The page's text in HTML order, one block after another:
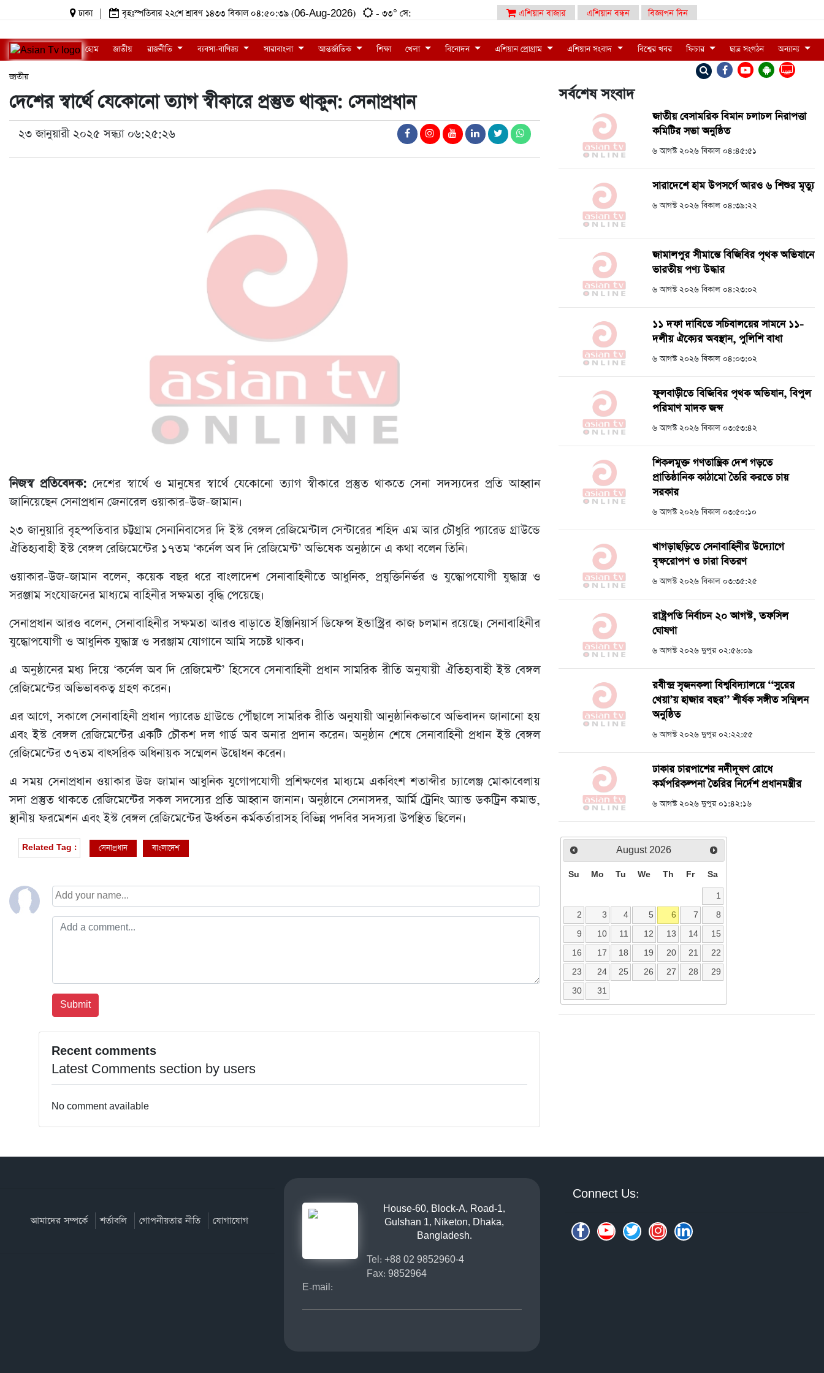
ঢাকা বৃহঃস্পতিবার ২২শে শ্রাবণ ১৪৩৩ বিকাল ০৪:৫০:৩৯ (06-Aug-2026) - ৩৩° সে: এশিয়ান বাজার এশিয়ান বন্ধন বিজ্ঞাপন দিন
LIVE
হোম জাতীয় রাজনীতি ব্যবসা-বাণিজ্য সারাবাংলা আন্তর্জাতিক শিক্ষা খেলা বিনোদন এশিয়ান প্রোগ্রাম এশিয়ান সংবাদ বিশ্বের খবর ফিচার ছাত্র সংগঠন অন্যান্য
জাতীয়
দেশের স্বার্থে যেকোনো ত্যাগ স্বীকারে প্রস্তুত থাকুন: সেনাপ্রধান
২৩ জানুয়ারী ২০২৫ সন্ধ্যা ০৬:২৫:২৬
নিজস্ব প্রতিবেদক:দেশের স্বার্থে ও মানুষের স্বার্থে যেকোনো ত্যাগ স্বীকারে প্রস্তুত থাকতে সেনা সদস্যদের প্রতি আহ্বান
জানিয়েছেন সেনাপ্রধান জেনারেল ওয়াকার-উজ-জামান।
২৩ জানুয়ারি বৃহস্পতিবার চট্টগ্রাম সেনানিবাসের দি ইস্ট বেঙ্গল রেজিমেন্টাল সেন্টারের শহিদ এম আর চৌধুরি প্যারেড গ্রাউন্ডে
ঐতিহ্যবাহী ইস্ট বেঙ্গল রেজিমেন্টের ১৭তম ‘কর্নেল অব দি রেজিমেন্ট’ অভিষেক অনুষ্ঠানে এ কথা বলেন তিনি।
ওয়াকার-উজ-জামান বলেন, কয়েক বছর ধরে বাংলাদেশ সেনাবাহিনীতে আধুনিক, প্রযুক্তিনির্ভর ও যুদ্ধোপযোগী যুদ্ধাস্ত্র ও
সরঞ্জাম সংযোজনের মাধ্যমে বাহিনীর সক্ষমতা বৃদ্ধি পেয়েছে।
সেনাপ্রধান আরও বলেন, সেনাবাহিনীর সক্ষমতা আরও বাড়াতে ইঞ্জিনিয়ার্স ডিফেন্স ইন্ডাস্ট্রির কাজ চলমান রয়েছে। সেনাবাহিনীর
যুদ্ধোপযোগী ও আধুনিক যুদ্ধাস্ত্র ও সরঞ্জাম যোগানে আমি সচেষ্ট থাকব।
এ অনুষ্ঠানের মধ্য দিয়ে ‘কর্নেল অব দি রেজিমেন্ট’ হিসেবে সেনাবাহিনী প্রধান সামরিক রীতি অনুযায়ী ঐতিহ্যবাহী ইস্ট বেঙ্গল
রেজিমেন্টের অভিভাবকত্ব গ্রহণ করেন।
এর আগে, সকালে সেনাবাহিনী প্রধান প্যারেড গ্রাউন্ডে পৌঁছালে সামরিক রীতি অনুযায়ী আনুষ্ঠানিকভাবে অভিবাদন জানানো হয়
এবং ইস্ট বেঙ্গল রেজিমেন্টের একটি চৌকশ দল গার্ড অব অনার প্রদান করেন। অনুষ্ঠান শেষে সেনাবাহিনী প্রধান ইস্ট বেঙ্গল
রেজিমেন্টের ৩৭তম বাৎসরিক অধিনায়ক সম্মেলন উদ্বোধন করেন।
এ সময় সেনাপ্রধান ওয়াকার উজ জামান আধুনিক যুগোপযোগী প্রশিক্ষণের মাধ্যমে একবিংশ শতাব্দীর চ্যালেঞ্জ মোকাবেলায়
সদা প্রস্তুত থাকতে রেজিমেন্টের সকল সদস্যের প্রতি আহ্বান জানান। অনুষ্ঠানে সেনাসদর, আর্মি ট্রেনিং অ্যান্ড ডকট্রিন কমান্ড,
স্থানীয় ফরমেশন এবং ইস্ট বেঙ্গল রেজিমেন্টের ঊর্ধ্বতন কর্মকর্তারাসহ বিভিন্ন পদবির সদস্যরা উপস্থিত ছিলেন।
Related Tag : সেনাপ্রধান বাংলাদেশ
Recent comments
Latest Comments section by users
No comment available
সর্বশেষ সংবাদ
জাতীয় বেসামরিক বিমান চলাচল নিরাপত্তা
কমিটির সভা অনুষ্ঠিত
৬ আগস্ট ২০২৬ বিকাল ০৪:৪৫:৫১
সারাদেশে হাম উপসর্গে আরও ৬ শিশুর মৃত্যু
৬ আগস্ট ২০২৬ বিকাল ০৪:৩৯:২২
জামালপুর সীমান্তে বিজিবির পৃথক অভিযানে
ভারতীয় পণ্য উদ্ধার
৬ আগস্ট ২০২৬ বিকাল ০৪:২৩:০২
১১ দফা দাবিতে সচিবালয়ের সামনে ১১-
দলীয় ঐক্যের অবস্থান, পুলিশি বাধা
৬ আগস্ট ২০২৬ বিকাল ০৪:০৩:০২
ফুলবাড়ীতে বিজিবির পৃথক অভিযান, বিপুল
পরিমাণ মাদক জব্দ
৬ আগস্ট ২০২৬ বিকাল ০৩:৫৩:৪২
শিকলমুক্ত গণতান্ত্রিক দেশ গড়তে
প্রাতিষ্ঠানিক কাঠামো তৈরি করতে চায়
সরকার
৬ আগস্ট ২০২৬ বিকাল ০৩:৫০:১০
খাগড়াছড়িতে সেনাবাহিনীর উদ্যোগে
বৃক্ষরোপণ ও চারা বিতরণ
৬ আগস্ট ২০২৬ বিকাল ০৩:৩৫:২৫
রাষ্ট্রপতি নির্বাচন ২০ আগস্ট, তফসিল
ঘোষণা
৬ আগস্ট ২০২৬ দুপুর ০২:৫৬:০৯
রবীন্দ্র সৃজনকলা বিশ্ববিদ্যালয়ে ‘‘সুরের
খেয়া’য় হাজার বছর’’ শীর্ষক সঙ্গীত সম্মিলন
অনুষ্ঠিত
৬ আগস্ট ২০২৬ দুপুর ০২:২২:৫৫
ঢাকার চারপাশের নদীদূষণ রোধে
কর্মপরিকল্পনা তৈরির নির্দেশ প্রধানমন্ত্রীর
৬ আগস্ট ২০২৬ দুপুর ০১:৪২:১৬
August 2026
Su Mo Tu We Th Fr Sa
1
2
3 4 5 6 7
8
9
10 11 12 13 14
15
16
17 18 19 20 21
22
23
24 25 26 27 28
29
30
31
আমাদের সম্পর্কে শর্তাবলি গোপনীয়তার নীতি যোগাযোগ
House-60, Block-A, Road-1,
Gulshan 1, Niketon, Dhaka,
Bangladesh.
Tel: +88 02 9852960-4
Fax: 9852964
E-mail:
Connect Us: